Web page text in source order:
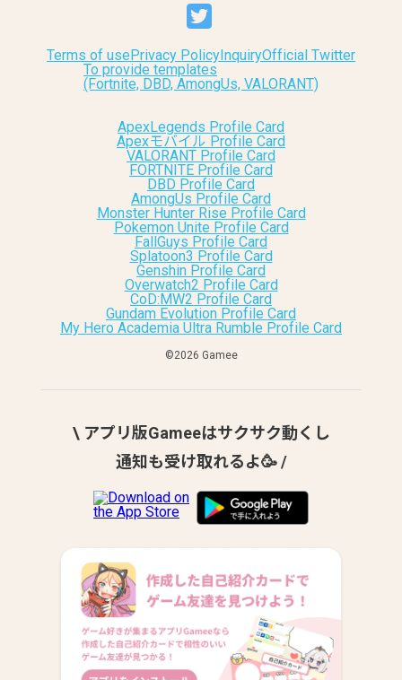
Terms of usePrivacy Policy InquiryOfficial Twitter
To provide templates
(Fortnite, DBD, AmongUs, VALORANT)
ApexLegends Profile Card
Apexモバイル Profile Card
VALORANT Profile Card
FORTNITE Profile Card
DBD Profile Card
AmongUs Profile Card
Monster Hunter Rise Profile Card
Pokemon Unite Profile Card
FallGuys Profile Card
Splatoon3 Profile Card
Genshin Profile Card
Overwatch2 Profile Card
CoD:MW2 Profile Card
Gundam Evolution Profile Card
My Hero Academia Ultra Rumble Profile Card
©︎2026 Gamee
\ アプリ版Gameeはサクサク動くし
通知も受け取れるよ🥳 /